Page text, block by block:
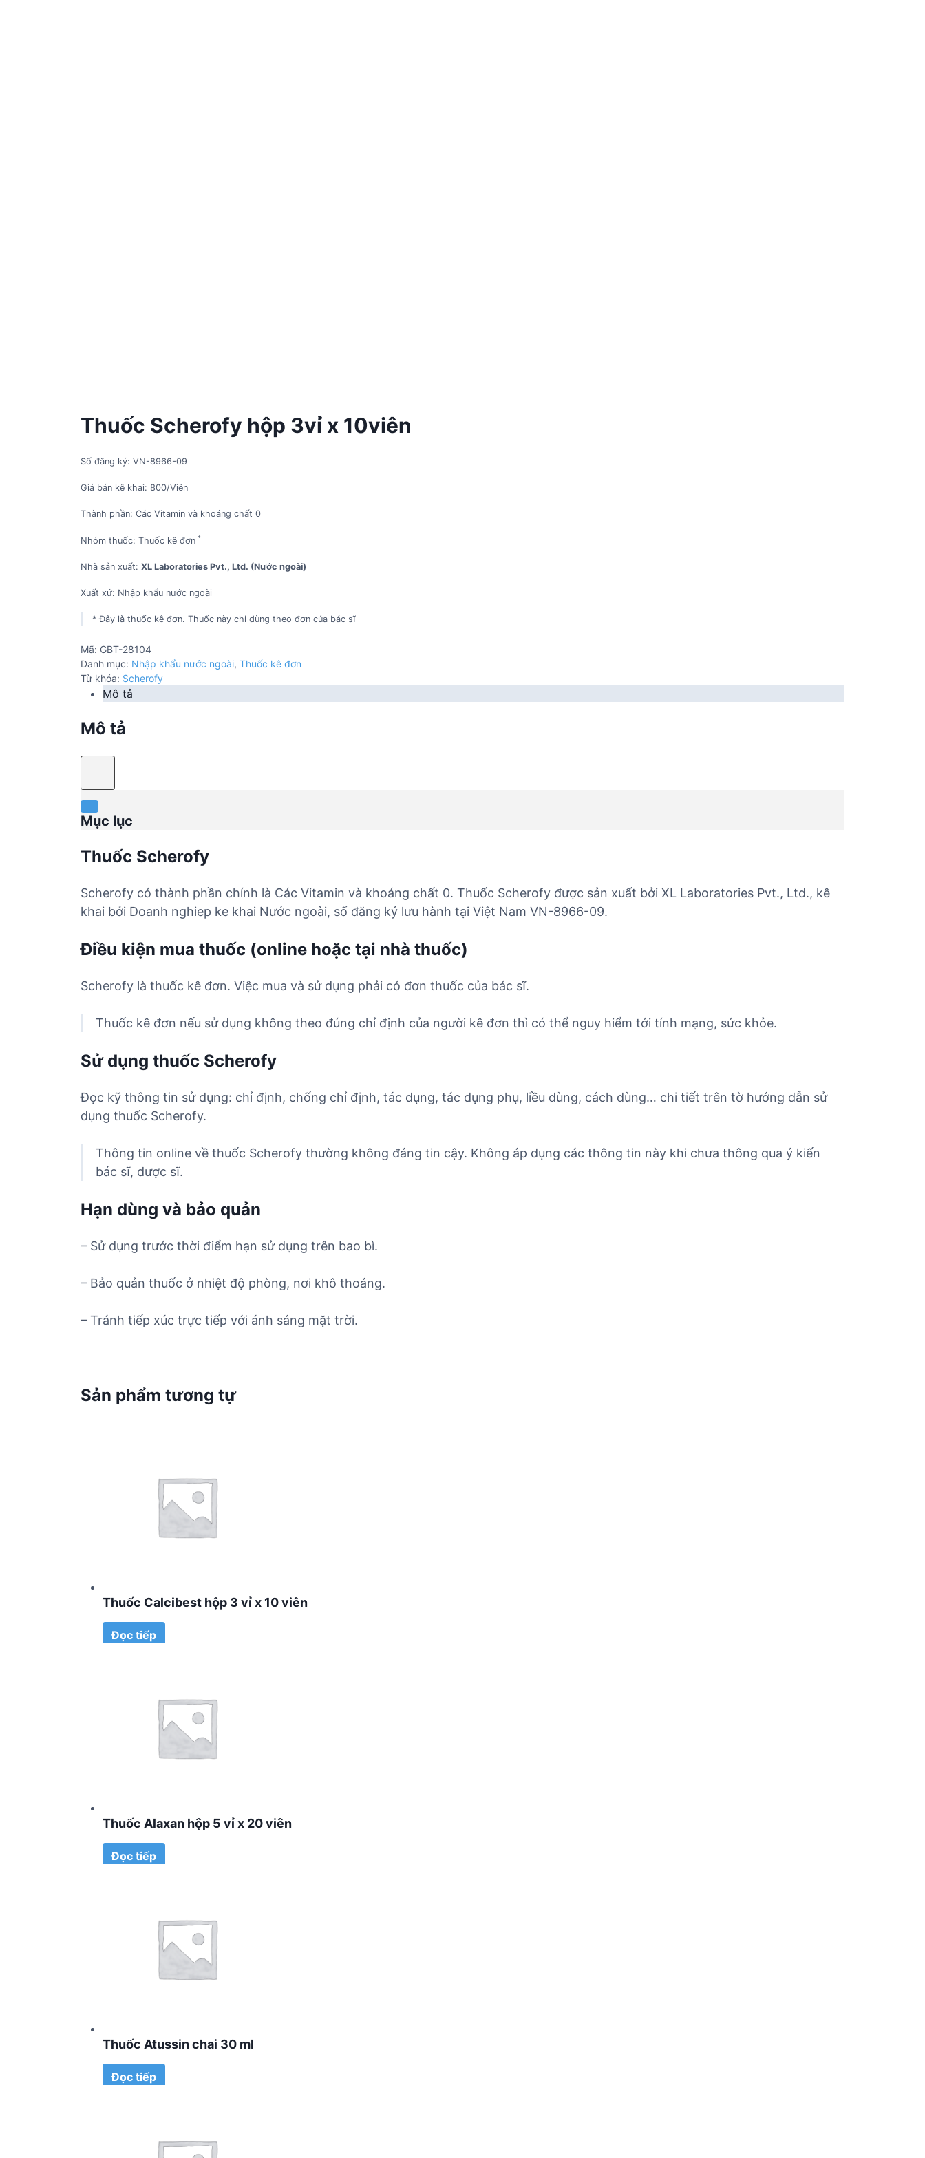
Thuốc Scherofy hộp 3vỉ x 10viên
Số đăng ký: VN-8966-09
Giá bán kê khai: 800/Viên
Thành phần: Các Vitamin và khoáng chất 0
Nhóm thuốc: Thuốc kê đơn *
Nhà sản xuất: XL Laboratories Pvt., Ltd. (Nước ngoài)
Xuất xứ: Nhập khẩu nước ngoài
* Đây là thuốc kê đơn. Thuốc này chỉ dùng theo đơn của bác sĩ
Mã: GBT-28104
Danh mục: Nhập khẩu nước ngoài, Thuốc kê đơn
Từ khóa: Scherofy
Mô tả
Mô tả
Mục lục
Thuốc Scherofy
Scherofy có thành phần chính là Các Vitamin và khoáng chất 0. Thuốc Scherofy được sản xuất bởi XL Laboratories Pvt., Ltd., kê
khai bởi Doanh nghiep ke khai Nước ngoài, số đăng ký lưu hành tại Việt Nam VN-8966-09.
Điều kiện mua thuốc (online hoặc tại nhà thuốc)
Scherofy là thuốc kê đơn. Việc mua và sử dụng phải có đơn thuốc của bác sĩ.
Thuốc kê đơn nếu sử dụng không theo đúng chỉ định của người kê đơn thì có thể nguy hiểm tới tính mạng, sức khỏe.
Sử dụng thuốc Scherofy
Đọc kỹ thông tin sử dụng: chỉ định, chống chỉ định, tác dụng, tác dụng phụ, liều dùng, cách dùng… chi tiết trên tờ hướng dẫn sử
dụng thuốc Scherofy.
Thông tin online về thuốc Scherofy thường không đáng tin cậy. Không áp dụng các thông tin này khi chưa thông qua ý kiến
bác sĩ, dược sĩ.
Hạn dùng và bảo quản
– Sử dụng trước thời điểm hạn sử dụng trên bao bì.
– Bảo quản thuốc ở nhiệt độ phòng, nơi khô thoáng.
– Tránh tiếp xúc trực tiếp với ánh sáng mặt trời.
Sản phẩm tương tự
Thuốc Calcibest hộp 3 vỉ x 10 viên
Đọc tiếp
Thuốc Alaxan hộp 5 vỉ x 20 viên
Đọc tiếp
Thuốc Atussin chai 30 ml
Đọc tiếp